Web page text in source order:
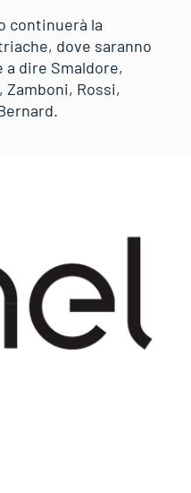
continuerà la
dove saranno
dire Smaldore,
Zamboni, Rossi,